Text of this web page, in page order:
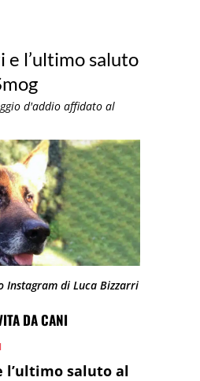
e l’ultimo saluto
d'addio affidato al
Instagram di Luca Bizzarri
DA CANI
l’ultimo saluto al